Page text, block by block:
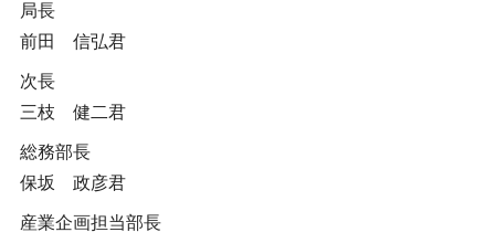
局長
前田 信弘君
次長
三枝 健二君
総務部長
保坂 政彦君
産業企画担当部長